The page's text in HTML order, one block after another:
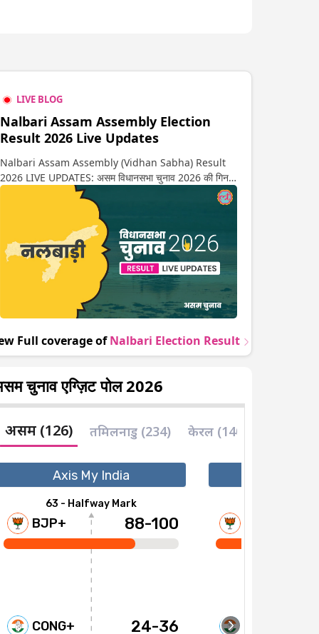
LIVE BLOG
Nalbari Assam Assembly Election
Result 2026 Live Updates
Nalbari Assam Assembly (Vidhan Sabha) Result
2026 LIVE UPDATES: असम विधानसभा चुनाव 2026 की गिनती
अगले कुछ ही देर में शुरू होने वाली है. यहां देखें नलबाड़ी सीट पर कौन
आगे-कौन पीछे से लेकर किस तरफ जा रहें है रुझान. साथ ही पाइए
इस सीट पर हो रही हर एक हलचल की अपडेट वो भी रियल टाइम में
Full coverage ofNalbari Election Result
चुनाव एग्ज़िट पोल 2026